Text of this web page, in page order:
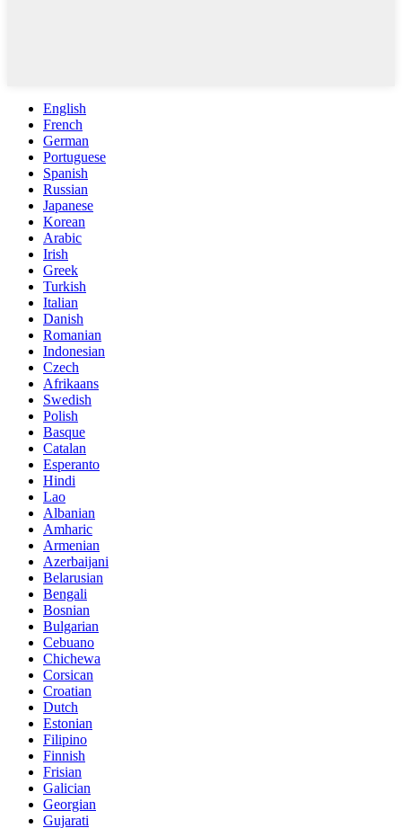
English
French
German
Portuguese
Spanish
Russian
Japanese
Korean
Arabic
Irish
Greek
Turkish
Italian
Danish
Romanian
Indonesian
Czech
Afrikaans
Swedish
Polish
Basque
Catalan
Esperanto
Hindi
Lao
Albanian
Amharic
Armenian
Azerbaijani
Belarusian
Bengali
Bosnian
Bulgarian
Cebuano
Chichewa
Corsican
Croatian
Dutch
Estonian
Filipino
Finnish
Frisian
Galician
Georgian
Gujarati